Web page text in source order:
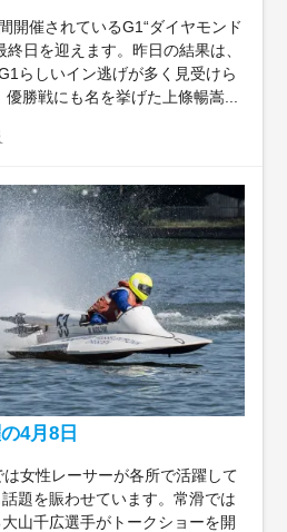
開催されているG1“ダイヤモンド
日を迎えます。昨日の結果は、
らしいイン逃げが多く見受けら
勝戦にも名を挙げた上條暢嵩...
4月8日
女性レーサーが各所で活躍して
題を賑わせています。常滑では
山千広選手がトークショーを開